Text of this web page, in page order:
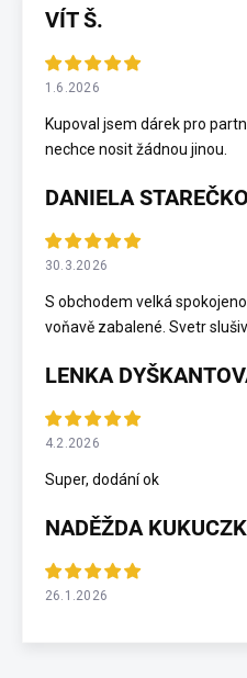
VÍT Š.
1.6.2026
Kupoval jsem dárek pro
nechce nosit žádnou jinou.
DANIELA
30.3.2026
S obchodem velká
voňavě zabalené. Svetr
LENKA
4.2.2026
Super, dodání ok
NADĚŽDA
26.1.2026